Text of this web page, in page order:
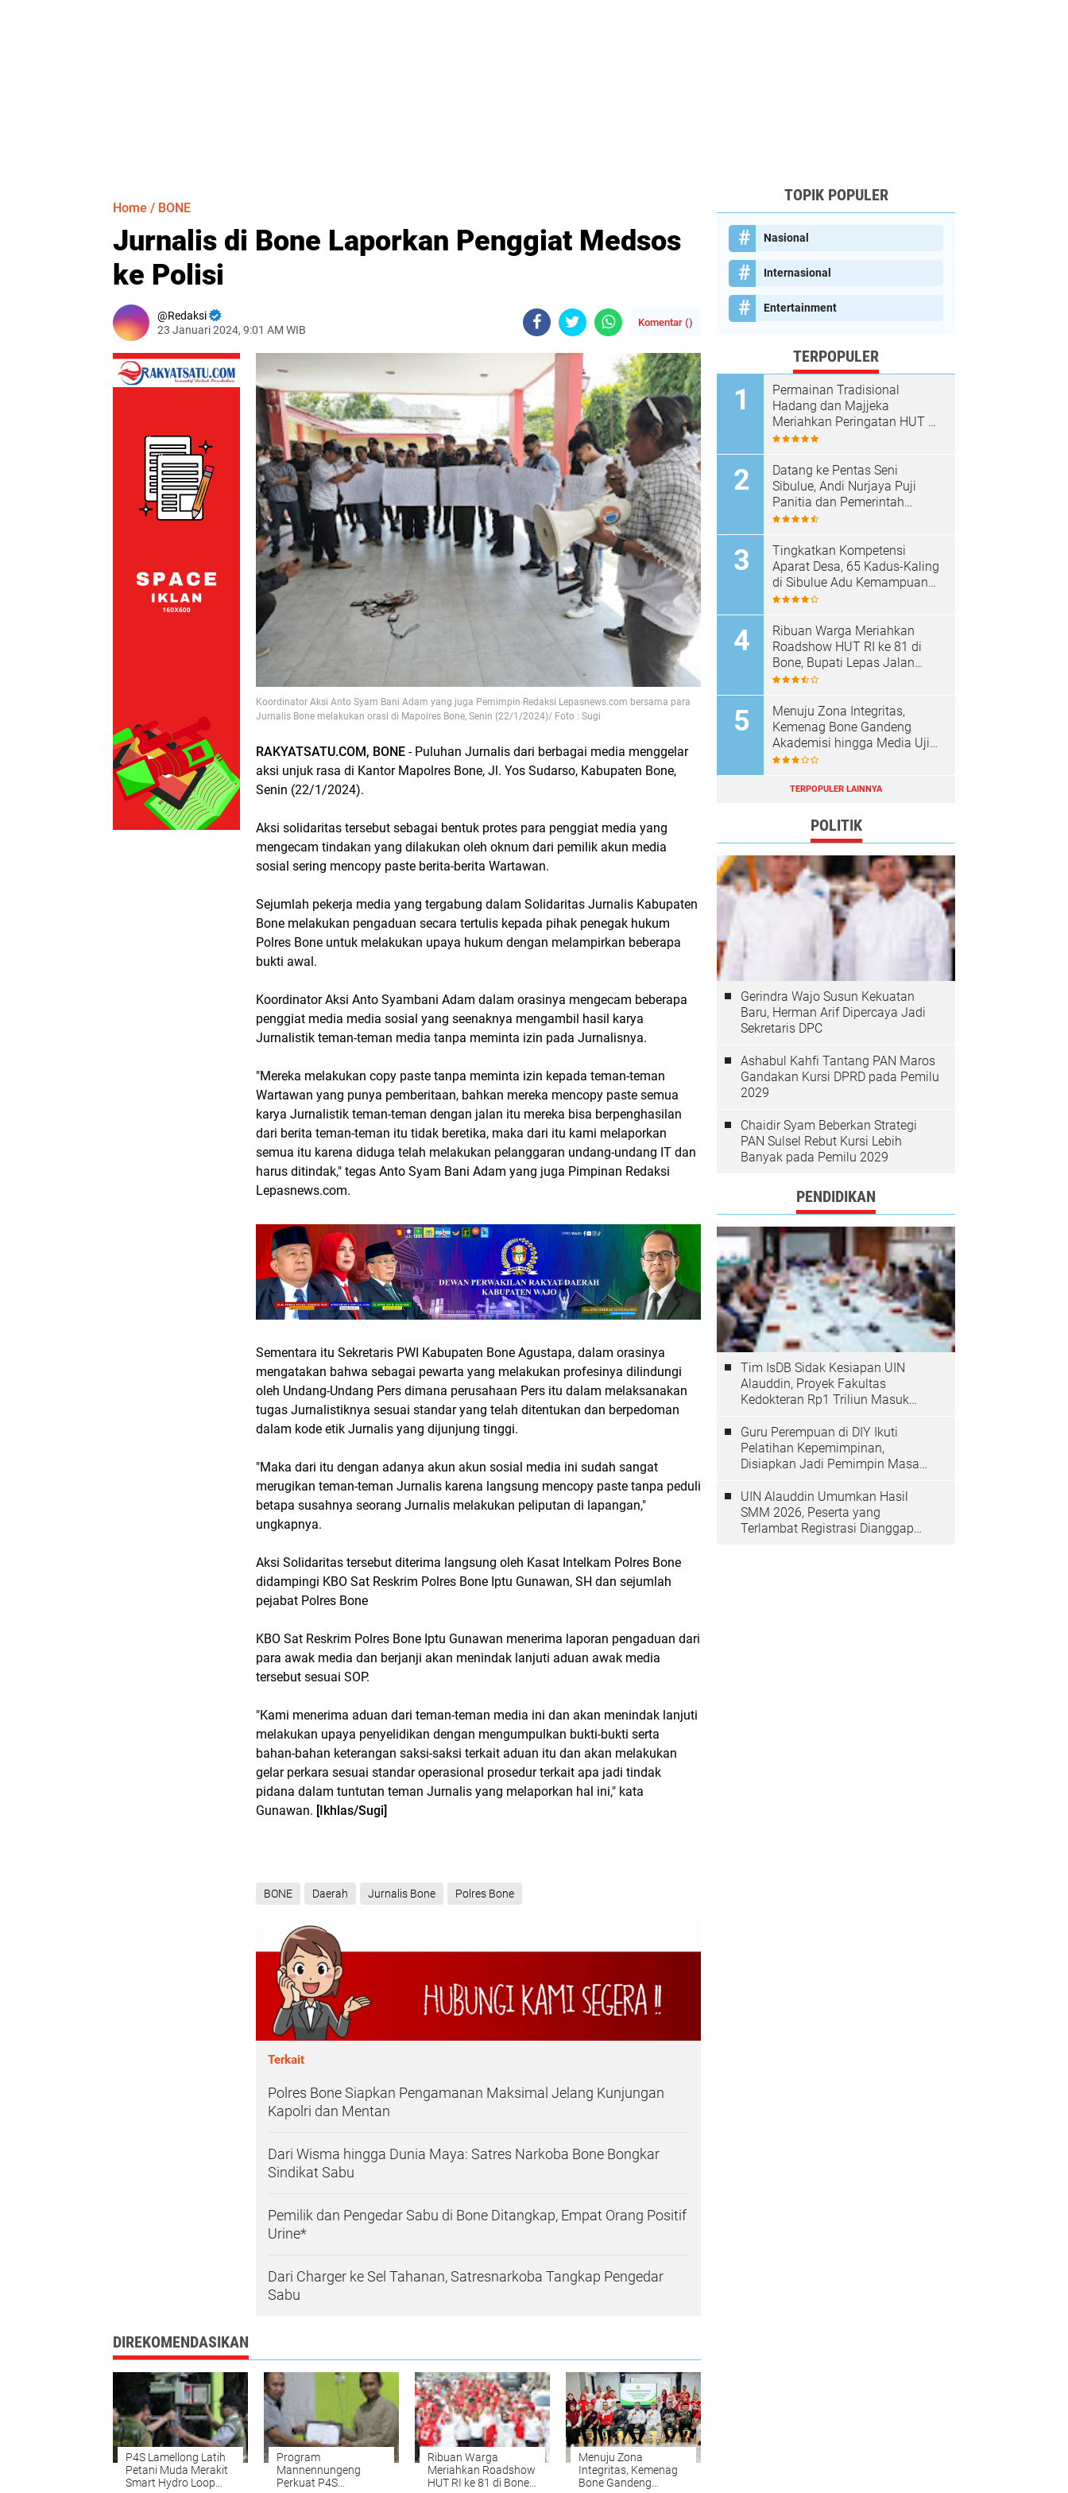
Home / BONE
Jurnalis di Bone Laporkan Penggiat Medsos
ke Polisi
Redaksi
23 Januari 2024, 9:01 AM WIB
Komentar ()
Koordinator Aksi Anto Syam Bani Adam yang juga Pemimpin Redaksi Lepasnews.com bersama para
Jurnalis Bone melakukan orasi di Mapolres Bone, Senin (22/1/2024)/ Foto : Sugi
RAKYATSATU.COM, BONE - Puluhan Jurnalis dari berbagai media menggelar
aksi unjuk rasa di Kantor Mapolres Bone, Jl. Yos Sudarso, Kabupaten Bone,
Senin (22/1/2024).
Aksi solidaritas tersebut sebagai bentuk protes para penggiat media yang
mengecam tindakan yang dilakukan oleh oknum dari pemilik akun media
sosial sering mencopy paste berita-berita Wartawan.
Sejumlah pekerja media yang tergabung dalam Solidaritas Jurnalis Kabupaten
Bone melakukan pengaduan secara tertulis kepada pihak penegak hukum
Polres Bone untuk melakukan upaya hukum dengan melampirkan beberapa
bukti awal.
Koordinator Aksi Anto Syambani Adam dalam orasinya mengecam beberapa
penggiat media media sosial yang seenaknya mengambil hasil karya
Jurnalistik teman-teman media tanpa meminta izin pada Jurnalisnya.
"Mereka melakukan copy paste tanpa meminta izin kepada teman-teman
Wartawan yang punya pemberitaan, bahkan mereka mencopy paste semua
karya Jurnalistik teman-teman dengan jalan itu mereka bisa berpenghasilan
dari berita teman-teman itu tidak beretika, maka dari itu kami melaporkan
semua itu karena diduga telah melakukan pelanggaran undang-undang IT dan
harus ditindak," tegas Anto Syam Bani Adam yang juga Pimpinan Redaksi
Lepasnews.com.
Sementara itu Sekretaris PWI Kabupaten Bone Agustapa, dalam orasinya
mengatakan bahwa sebagai pewarta yang melakukan profesinya dilindungi
oleh Undang-Undang Pers dimana perusahaan Pers itu dalam melaksanakan
tugas Jurnalistiknya sesuai standar yang telah ditentukan dan berpedoman
dalam kode etik Jurnalis yang dijunjung tinggi.
"Maka dari itu dengan adanya akun akun sosial media ini sudah sangat
merugikan teman-teman Jurnalis karena langsung mencopy paste tanpa peduli
betapa susahnya seorang Jurnalis melakukan peliputan di lapangan,"
ungkapnya.
Aksi Solidaritas tersebut diterima langsung oleh Kasat Intelkam Polres Bone
didampingi KBO Sat Reskrim Polres Bone Iptu Gunawan, SH dan sejumlah
pejabat Polres Bone
KBO Sat Reskrim Polres Bone Iptu Gunawan menerima laporan pengaduan dari
para awak media dan berjanji akan menindak lanjuti aduan awak media
tersebut sesuai SOP.
"Kami menerima aduan dari teman-teman media ini dan akan menindak lanjuti
melakukan upaya penyelidikan dengan mengumpulkan bukti-bukti serta
bahan-bahan keterangan saksi-saksi terkait aduan itu dan akan melakukan
gelar perkara sesuai standar operasional prosedur terkait apa jadi tindak
pidana dalam tuntutan teman Jurnalis yang melaporkan hal ini," kata
Gunawan. [Ikhlas/Sugi]
BONE Daerah Jurnalis Bone Polres Bone
Terkait
Polres Bone Siapkan Pengamanan Maksimal Jelang Kunjungan
Kapolri dan Mentan
Dari Wisma hingga Dunia Maya: Satres Narkoba Bone Bongkar
Sindikat Sabu
Pemilik dan Pengedar Sabu di Bone Ditangkap, Empat Orang Positif
Urine*
Dari Charger ke Sel Tahanan, Satresnarkoba Tangkap Pengedar
Sabu
DIREKOMENDASIKAN
P4S Lamellong Latih
Petani Muda Merakit
Smart Hydro Loop
Program
Mannennungeng
Perkuat P4S
Ribuan Warga
Meriahkan Roadshow
HUT RI ke 81 di Bone,
Menuju Zona
Integritas, Kemenag
Bone Gandeng
TOPIK POPULER
Nasional
Internasional
Entertainment
TERPOPULER
Permainan Tradisional
Hadang dan Majjeka
Meriahkan Peringatan HUT RI
di Sibulue
Datang ke Pentas Seni
Sibulue, Andi Nurjaya Puji
Panitia dan Pemerintah
Kecamatan
Tingkatkan Kompetensi
Aparat Desa, 65 Kadus-Kaling
di Sibulue Adu Kemampuan
Berpidato
Ribuan Warga Meriahkan
Roadshow HUT RI ke 81 di
Bone, Bupati Lepas Jalan
Santai
Menuju Zona Integritas,
Kemenag Bone Gandeng
Akademisi hingga Media Uji
Standar Pelayanan
TERPOPULER LAINNYA
POLITIK
Gerindra Wajo Susun Kekuatan
Baru, Herman Arif Dipercaya Jadi
Sekretaris DPC
Ashabul Kahfi Tantang PAN Maros
Gandakan Kursi DPRD pada Pemilu
2029
Chaidir Syam Beberkan Strategi
PAN Sulsel Rebut Kursi Lebih
Banyak pada Pemilu 2029
PENDIDIKAN
Tim IsDB Sidak Kesiapan UIN
Alauddin, Proyek Fakultas
Kedokteran Rp1 Triliun Masuk
Guru Perempuan di DIY Ikuti
Pelatihan Kepemimpinan,
Disiapkan Jadi Pemimpin Masa
UIN Alauddin Umumkan Hasil
SMM 2026, Peserta yang
Terlambat Registrasi Dianggap